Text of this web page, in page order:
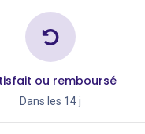
ou remboursé
Dans les 14 j